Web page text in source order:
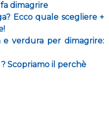
dimagrire
Ecco quale scegliere +
verdura per dimagrire:
Scopriamo il perchè